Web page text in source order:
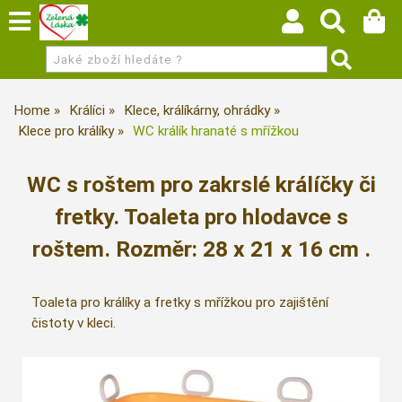
Home Králíci
Klece, králíkárny, ohrádky
Klece pro králíky
WC králík hranaté s mřížkou
WC s roštem pro zakrslé králíčky či
fretky. Toaleta pro hlodavce s
roštem. Rozměr: 28 x 21 x 16 cm .
Toaleta pro králíky a fretky s mřížkou pro zajištění
čistoty v kleci.